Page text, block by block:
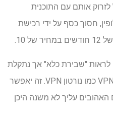
אותם עם התוכנית
ליש"ט. לחלופין, חסוך כסף על ידי רכישת
10.
"שבירת כלא" אך נתקלת
בבעיות חסימת גיאוגרפיות, נסה VPN כמו נורטון VPN. זה יאפשר
האהובים עליך לא משנה היכן